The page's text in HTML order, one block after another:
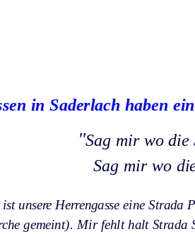
in Saderlach haben
"Sag mir wo die
Sag mir wo
unsere Herrengasse eine
gemeint). Mir fehlt halt Strada